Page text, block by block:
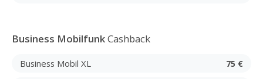
Business MobilfunkCashback
Business Mobil XL 75 €